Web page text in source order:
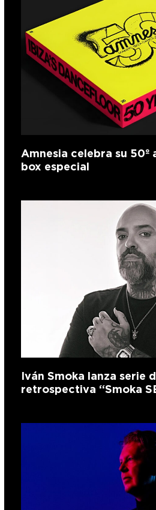
Amnesia celebra su 50º
box especial
Iván Smoka lanza serie
retrospectiva “Smoka